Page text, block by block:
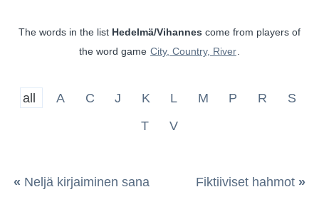
The words in the list Hedelmä/Vihannes come from players of
the word game City, Country, River
all A C J K L M P R
S
T
V
« Neljä kirjaiminen sana Fiktiiviset hahmot »